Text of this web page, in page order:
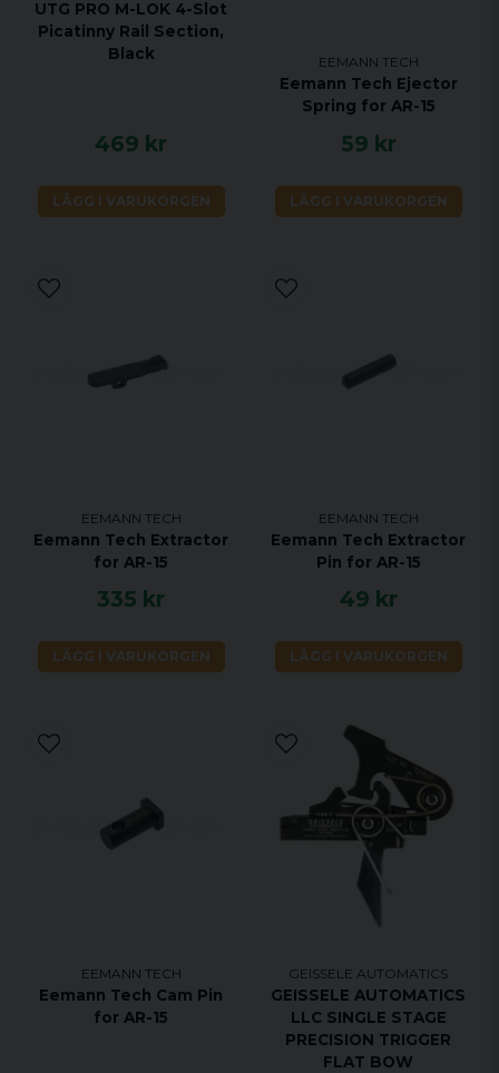
UTG PRO M-LOK 4-Slot
Picatinny Rail Section,
Black
469 kr
LÄGG I VARUKORGEN
EEMANN TECH
Eemann Tech Ejector
Spring for AR-15
59 kr
LÄGG I VARUKORGEN
EEMANN TECH
Eemann Tech Extractor
for AR-15
335 kr
LÄGG I VARUKORGEN
EEMANN TECH
Eemann Tech Extractor
Pin for AR-15
49 kr
LÄGG I VARUKORGEN
EEMANN TECH
Eemann Tech Cam Pin
for AR-15
GEISSELE AUTOMATICS
GEISSELE AUTOMATICS
LLC SINGLE STAGE
PRECISION TRIGGER
FLAT BOW